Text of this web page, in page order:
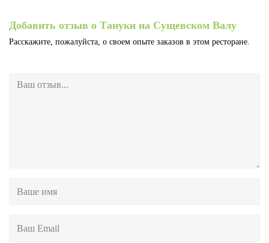
Добавить отзыв о Тануки на Сущевском Валу
Расскажите, пожалуйста, о своем опыте заказов в этом ресторане.